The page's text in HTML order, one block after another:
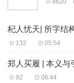
杞人忧天| 所字结
132 05:54
郑人买履 | 本义与
92 06:44